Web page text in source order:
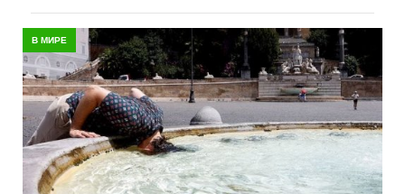
В МИРЕ